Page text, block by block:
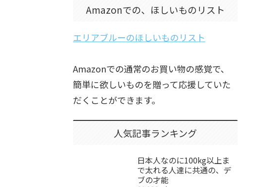
Amazonでの、ほしいものリスト
エリアブルーのほしいものリスト
Amazonでの通常のお買い物の感覚で、
簡単に欲しいものを贈って応援していた
だくことができます。
人気記事ランキング
日本人なのに100kg以上ま
で太れる人達に共通の、デ
ブの才能